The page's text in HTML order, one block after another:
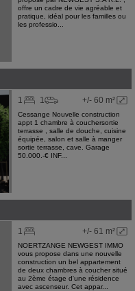
offre un cadre de vie agréable et
pratique, idéal pour les familles ou
les professio...
+/- 60 m²
1 1
Cessange Nouvelle construction
appt 1 chambre à couchersortie
terrasse , salle de douche, cuisine
équipée, salon et salle à manger
sortie terrasse, cave. Garage
50.000.-€ INF...
+/- 61 m²
1
NOERTZANGE NEWGEST IMMO
vous propose dans une nouvelle
construction un bel appartement
de deux chambres à coucher situé
au 2ème étage d'une résidence
avec ascenseur. Cet appar...